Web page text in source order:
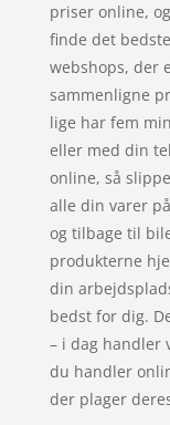
priser online,
finde det
webshops, der
sammenligne
lige har fem
eller med din
online, så
alle din varer
og tilbage til
produkterne
din
bedst for dig.
– i dag handler
du handler
der plager